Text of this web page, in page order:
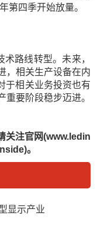
第四季开始放量。
路线转型。未来，
，相关生产设备在内
于相关业务投资也有
要阶段稳步迈进。
关注官网(www.ledin
。
显示产业